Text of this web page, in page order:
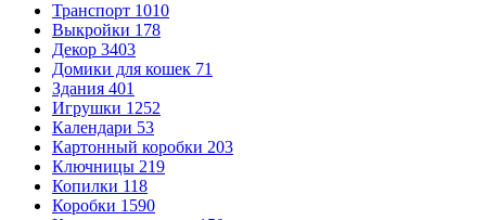
Транспорт 1010
Выкройки 178
Декор 3403
Домики для кошек 71
Здания 401
Игрушки 1252
Календари 53
Картонный коробки 203
Ключницы 219
Копилки 118
Коробки 1590